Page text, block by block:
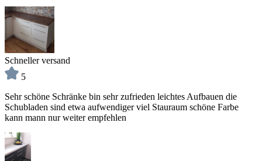
Schneller versand
5
Sehr schöne Schränke bin sehr zufrieden leichtes Aufbauen die
Schubladen sind etwa aufwendiger viel Stauraum schöne Farbe
kann mann nur weiter empfehlen